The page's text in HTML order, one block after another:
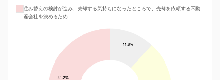
住み替えの検討が進み、売却する気持ちになったところで、売却を依頼する不動
産会社を決めるため